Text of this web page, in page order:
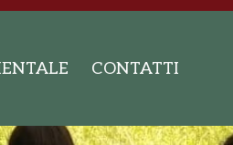
CONTATTI